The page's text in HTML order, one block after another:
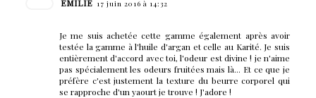
EMILIE 17 juin 2016 à 14:32
Je me suis achetée cette gamme également après avoir
testée la gamme à l'huile d'argan et celle au Karité. Je suis
entièrement d'accord avec toi, l'odeur est divine ! je n'aime
pas spécialement les odeurs fruitées mais là... Et ce que je
préfère c'est justement la texture du beurre corporel qui
se rapproche d'un yaourt je trouve ! J'adore !